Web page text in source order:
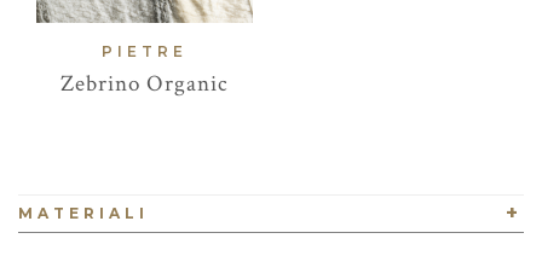
PIETRE
Zebrino Organic
+
MATERIALI